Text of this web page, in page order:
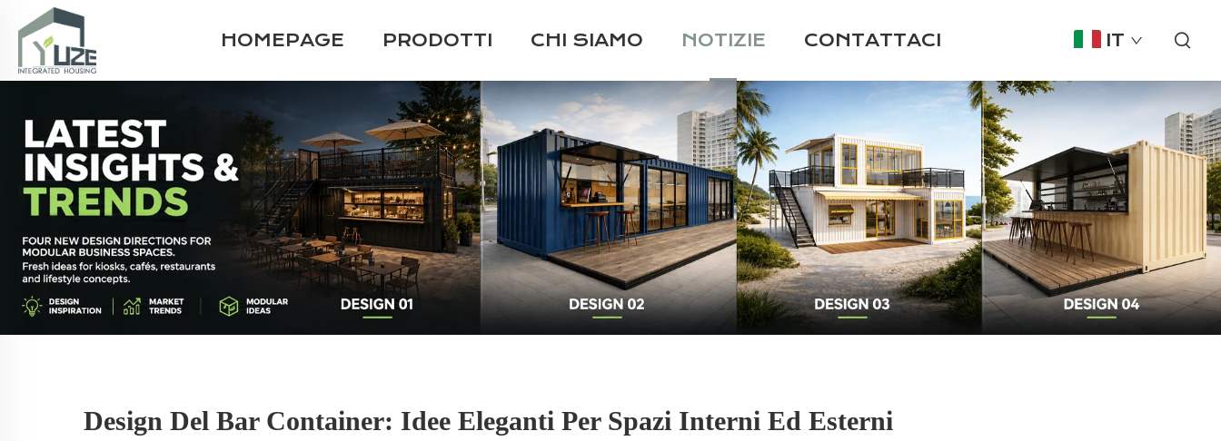
HOMEPAGE PRODOTTI CHI SIAMO NOTIZIE CONTATTACI IT
Design Del Bar Container: Idee Eleganti Per Spazi Interni Ed Esterni